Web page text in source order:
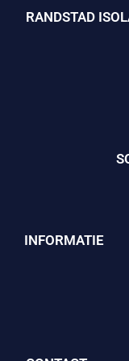
RANDSTAD
INFORMATIE